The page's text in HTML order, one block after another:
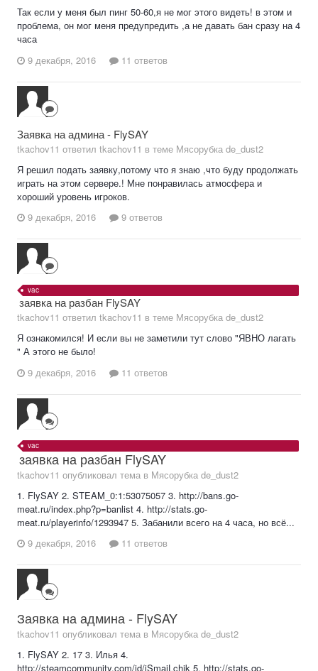
Так если у меня был пинг 50-60,я не мог этого видеть! в этом и
проблема, он мог меня предупредить ,а не давать бан сразу на 4
часа
9 декабря, 2016
11 ответов
Заявка на админа - FlySAY
tkachov11 ответил tkachov11 в теме Мясорубка de_dust2
Я решил подать заявку,потому что я знаю ,что буду продолжать
играть на этом сервере.! Мне понравилась атмосфера и
хороший уровень игроков.
9 декабря, 2016
9 ответов
vac
заявка на разбан FlySAY
tkachov11 ответил tkachov11 в теме Мясорубка de_dust2
Я ознакомился! И если вы не заметили тут слово "ЯВНО лагать
" А этого не было!
9 декабря, 2016
11 ответов
vac
заявка на разбан FlySAY
tkachov11 опубликовал тема в Мясорубка de_dust2
1. FlySAY 2. STEAM_0:1:53075057 3. http://bans.go-
meat.ru/index.php?p=banlist 4. http://stats.go-
meat.ru/playerinfo/1293947 5. Забанили всего на 4 часа, но всё...
9 декабря, 2016
11 ответов
Заявка на админа - FlySAY
tkachov11 опубликовал тема в Мясорубка de_dust2
1. FlySAY 2. 17 3. Илья 4.
http://steamcommunity.com/id/iSmaiLchik 5. http://stats.go-